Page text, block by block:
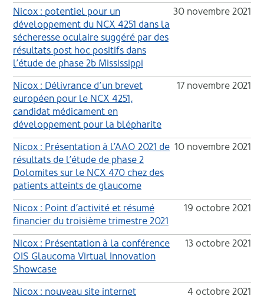
Nicox : potentiel pour un
développement du NCX 4251 dans la
sécheresse oculaire suggéré par des
résultats post hoc positifs dans
l’étude de phase 2b Mississippi
30 novembre 2021
Nicox : Délivrance d’un brevet
européen pour le NCX 4251,
candidat médicament en
développement pour la blépharite
17 novembre 2021
Nicox : Présentation à l’AAO 2021 de
résultats de l’étude de phase 2
Dolomites sur le NCX 470 chez des
patients atteints de glaucome
10 novembre 2021
Nicox : Point d’activité et résumé
financier du troisième trimestre 2021
19 octobre 2021
Nicox : Présentation à la conférence
OIS Glaucoma Virtual Innovation
Showcase
13 octobre 2021
Nicox : nouveau site internet
4 octobre 2021